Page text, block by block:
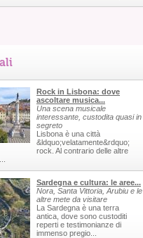
Rock in Lisbona: dove
ascoltare musica...
Una scena musicale
interessante, custodita quasi in
segreto
Lisbona è una città
&ldquo;velatamente&rdquo;
rock. Al contrario delle altre
Sardegna e cultura: le aree...
Nora, Santa Vittoria, Arubiu e le
altre mete da visitare
La Sardegna è una terra
antica, dove sono custoditi
reperti e testimonianze di
immenso pregio...